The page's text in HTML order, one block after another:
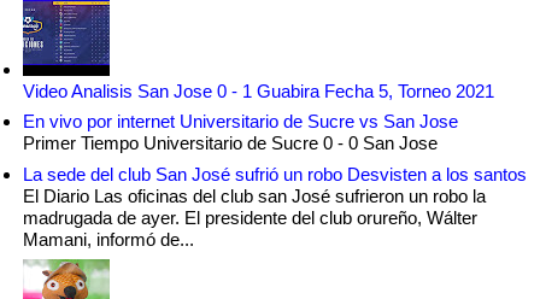
Video Analisis San Jose 0 - 1 Guabira Fecha 5, Torneo 2021
En vivo por internet Universitario de Sucre vs San Jose
Primer Tiempo Universitario de Sucre 0 - 0 San Jose
La sede del club San José sufrió un robo Desvisten a los santos
El Diario Las oficinas del club san José sufrieron un robo la
madrugada de ayer. El presidente del club orureño, Wálter
Mamani, informó de...